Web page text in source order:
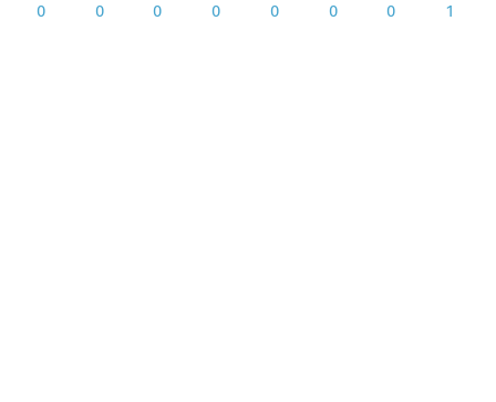
0 0 0 0 0 0 0 1